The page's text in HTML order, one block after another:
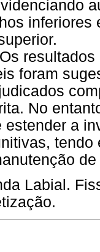
foram
No
estender a
Labial.